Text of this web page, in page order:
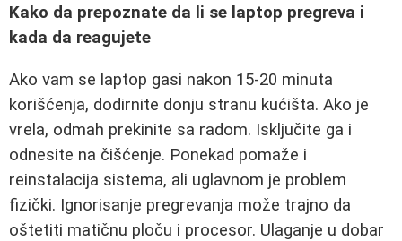
Kako da prepoznate da li se laptop pregreva i
kada da reagujete
Ako vam se laptop gasi nakon 15‑20 minuta
korišćenja, dodirnite donju stranu kućišta. Ako je
vrela, odmah prekinite sa radom. Isključite ga i
odnesite na čišćenje. Ponekad pomaže i
reinstalacija sistema, ali uglavnom je problem
fizički. Ignorisanje pregrevanja može trajno da
oštetiti matičnu ploču i procesor. Ulaganje u dobar